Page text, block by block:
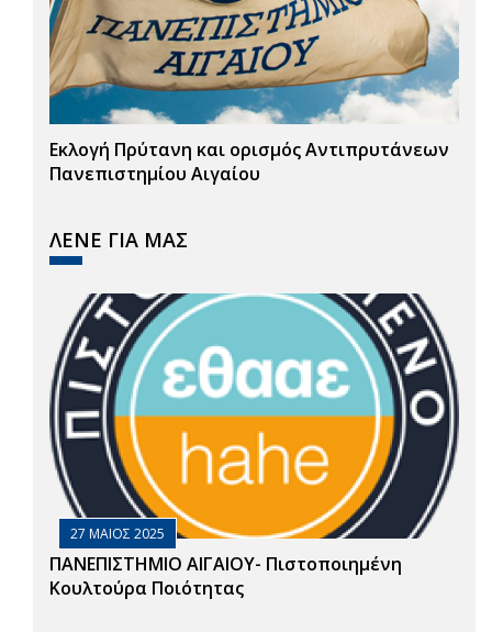
Εκλογή Πρύτανη και ορισμός Αντιπρυτάνεων
Πανεπιστημίου Αιγαίου
ΛΕΝΕ ΓΙΑ ΜΑΣ
27 ΜΑΙΟΣ 2025
ΠΑΝΕΠΙΣΤΗΜΙΟ ΑΙΓΑΙΟΥ- Πιστοποιημένη
Κουλτούρα Ποιότητας